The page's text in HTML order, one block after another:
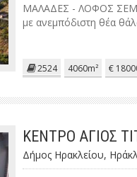
ΜΑΛΑΔΕΣ - ΛΟΦΟΣ
με ανεμπόδιστη θέα
2524 4060m² €
ΚΕΝΤΡΟ ΑΓΙΟΣ
Δήμος Ηρακλείου,